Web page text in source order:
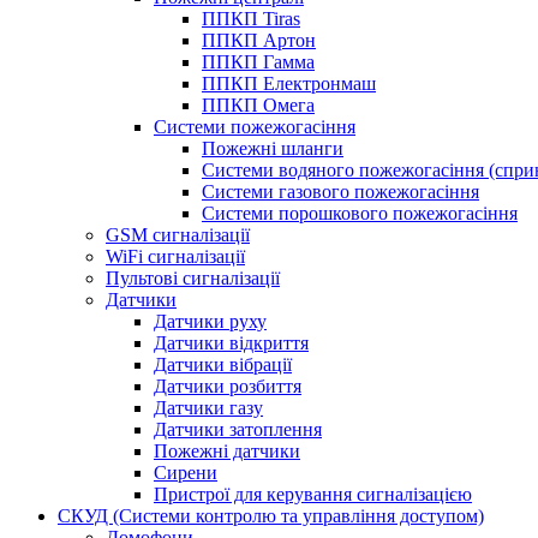
ППКП Tiras
ППКП Артон
ППКП Гамма
ППКП Електронмаш
ППКП Омега
Системи пожежогасіння
Пожежні шланги
Системи водяного пожежогасіння
Системи газового пожежогасіння
Системи порошкового пожежогасіння
GSM сигналізації
WiFi сигналізації
Пультові сигналізації
Датчики
Датчики руху
Датчики відкриття
Датчики вібрації
Датчики розбиття
Датчики газу
Датчики затоплення
Пожежні датчики
Сирени
Пристрої для керування сигналізацією
СКУД (Системи контролю та управління доступом)